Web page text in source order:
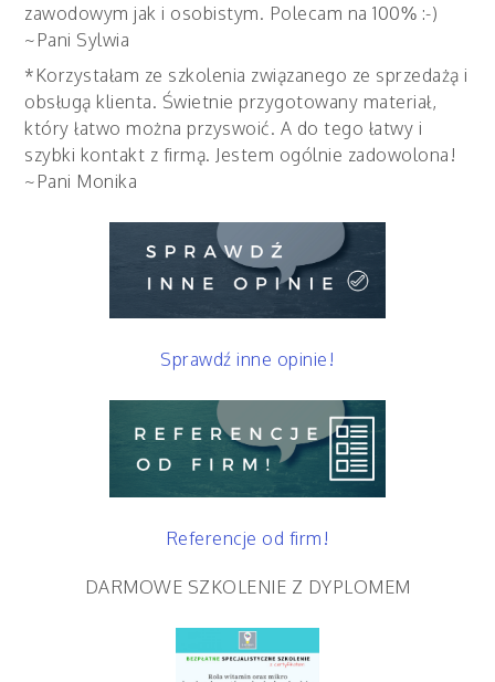
zawodowym jak i osobistym. Polecam na 100% :-)
~Pani Sylwia
*Korzystałam ze szkolenia związanego ze sprzedażą i
obsługą klienta. Świetnie przygotowany materiał,
który łatwo można przyswoić. A do tego łatwy i
szybki kontakt z firmą. Jestem ogólnie zadowolona!
~Pani Monika
Sprawdź inne opinie!
Referencje od firm!
DARMOWE SZKOLENIE Z DYPLOMEM